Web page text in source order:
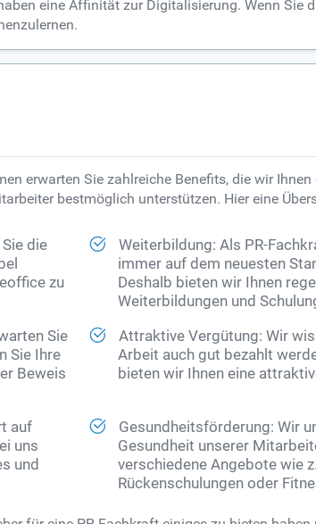
eine Affinität zur Digitalisierung. Wenn Sie
erwarten Sie zahlreiche Benefits, die wir
bestmöglich unterstützen. Hier eine
die
zu
Weiterbildung: Als PR-
immer auf dem neuesten
Deshalb bieten wir Ihnen
Weiterbildungen und
Sie
Sie Ihre
Beweis
Attraktive Vergütung: Wir
Arbeit auch gut bezahlt
bieten wir Ihnen eine
auf
uns
und
Gesundheitsförderung: Wir
Gesundheit unserer
verschiedene Angebote wie
Rückenschulungen oder